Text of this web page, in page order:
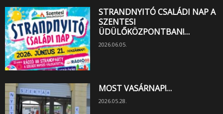
STRANDNYITÓ CSALÁDI NAP A
SZENTESI
ÜDÜLŐKÖZPONTBAN!…
2026.06.05.
MOST VASÁRNAP!…
2026.05.28.